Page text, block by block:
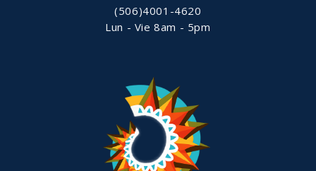
(506)4001-4620
Lun - Vie 8am - 5pm